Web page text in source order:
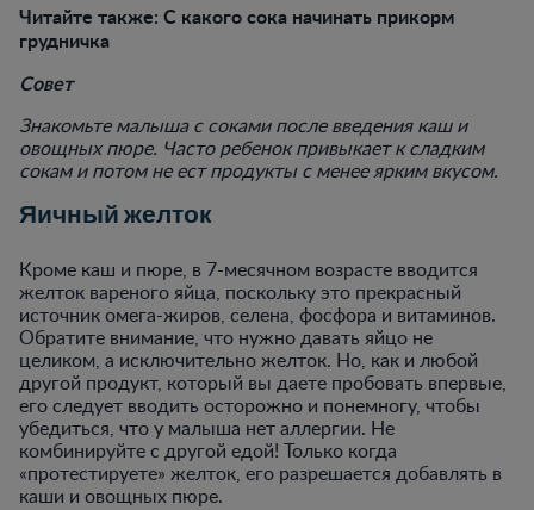
Читайте также: С какого сока начинать прикорм
грудничка
Совет
Знакомьте малыша с соками после введения каш и
овощных пюре. Часто ребенок привыкает к сладким
сокам и потом не ест продукты с менее ярким вкусом.
Яичный желток
Кроме каш и пюре, в 7-месячном возрасте вводится
желток вареного яйца, поскольку это прекрасный
источник омега-жиров, селена, фосфора и витаминов.
Обратите внимание, что нужно давать яйцо не
целиком, а исключительно желток. Но, как и любой
другой продукт, который вы даете пробовать впервые,
его следует вводить осторожно и понемногу, чтобы
убедиться, что у малыша нет аллергии. Не
комбинируйте с другой едой! Только когда
«протестируете» желток, его разрешается добавлять в
каши и овощных пюре.